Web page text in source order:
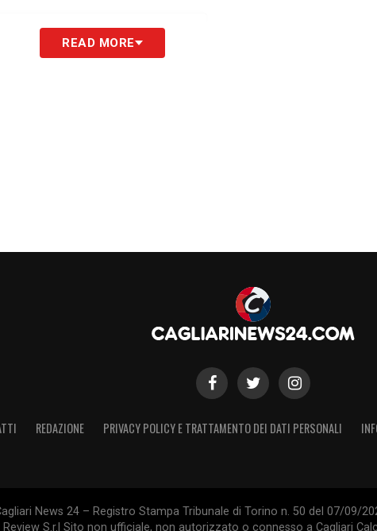
(@gianluca_gaetano70)
READ MORE
REDAZIONE PRIVACY POLICY E TRATTAMENTO DEI DATI PERSONALI
News 24 – Registro Stampa Tribunale di Torino n. 50 del 07/09/
S.r.l Sito non ufficiale, non autorizzato o connesso a Cagliari